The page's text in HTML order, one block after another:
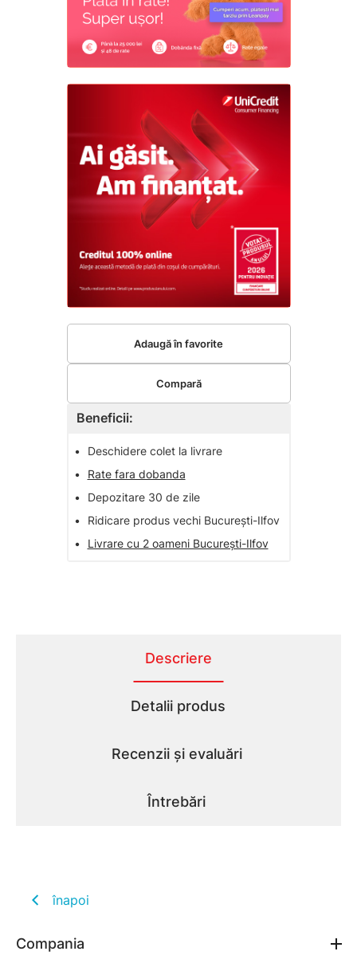
Beneficii:
•
Deschidere colet la livrare
•
Rate fara dobanda
•
Depozitare 30 de zile
•
Ridicare produs vechi București-Ilfov
•
Livrare cu 2 oameni București-Ilfov
Adaugă în favorite
Compară
Descriere
Detalii produs
Recenzii și evaluări
Întrebări
înapoi
Compania